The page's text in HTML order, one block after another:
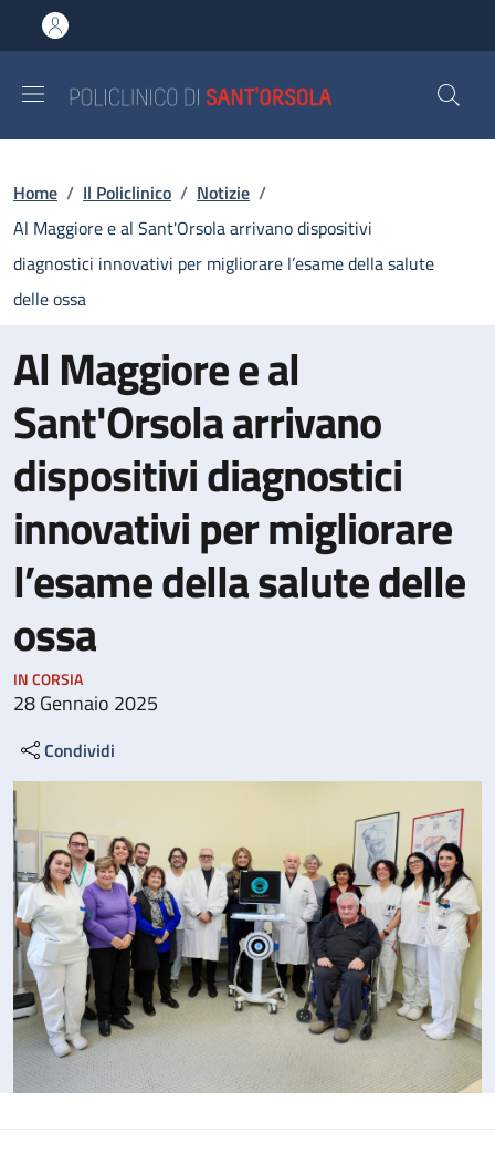
al contenuto principale
to footer content
Briciole di pane
Home / Il Policlinico / Notizie /
Al Maggiore e al Sant'Orsola arrivano dispositivi
diagnostici innovativi per migliorare l’esame della salute
delle ossa
Al Maggiore e al
Sant'Orsola arrivano
dispositivi diagnostici
innovativi per migliorare
l’esame della salute delle
ossa
IN CORSIA
28 Gennaio 2025
Condividi